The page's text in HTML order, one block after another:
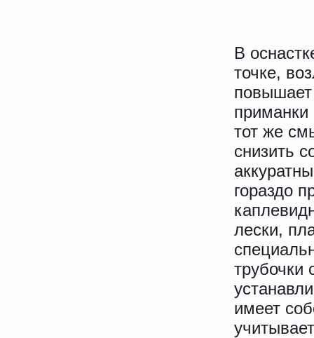
В
точке,
повышает
приманки
тот же
снизить
гораздо
лески,
трубочки
имеет